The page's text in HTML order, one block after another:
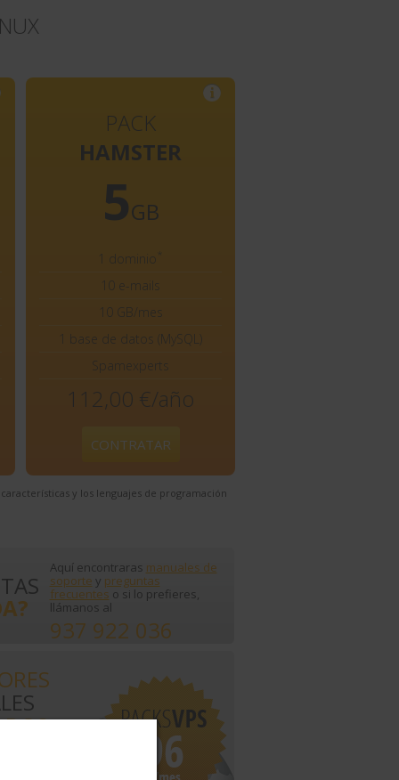
PACK
HAMSTER
5GB
1 dominio *
10 e-mails
10 GB/mes
1 base de datos (MySQL)
Spamexperts
112,00 €/año
CONTRATAR
y los lenguajes de programación
Aquí encontraras manuales de
soporte y preguntas
frecuentes o si lo prefieres,
llámanos al
937 922 036